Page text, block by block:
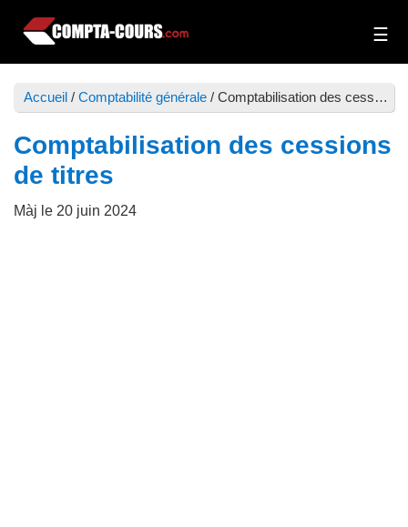
Passer
contenu
principal
Passer
la
barre
latérale
principale
Cours
exercices
de
comptabilité
Accueil / Comptabilité générale / Comptabilisation des cessions de titres
Comptabilisation des cessions
de titres
Màj le 20 juin 2024